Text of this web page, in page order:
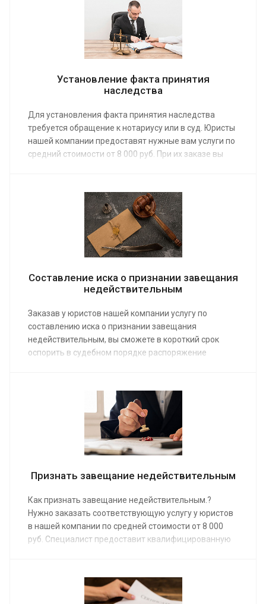
Установление факта принятия
наследства
Для установления факта принятия наследства
требуется обращение к нотариусу или в суд. Юристы
нашей компании предоставят нужные вам услуги по
средний стоимости от 8 000 руб. При их заказе вы
Составление иска о признании завещания
недействительным
Заказав у юристов нашей компании услугу по
составлению иска о признании завещания
недействительным, вы сможете в короткий срок
оспорить в судебном порядке распоряжение
оформлению искового требования от 6 000 руб.
Признать завещание недействительным
Как признать завещание недействительным.?
Нужно заказать соответствующую услугу у юристов
в нашей компании по средней стоимости от 8 000
руб. Специалист предоставит квалифицированную
составленное с нарушением норм гражданского